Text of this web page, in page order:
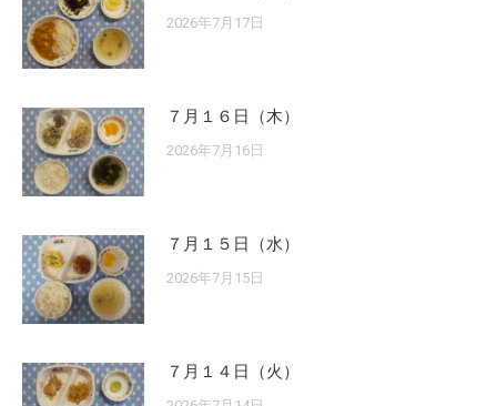
2026年7月17日
７月１６日（木）
2026年7月16日
７月１５日（水）
2026年7月15日
７月１４日（火）